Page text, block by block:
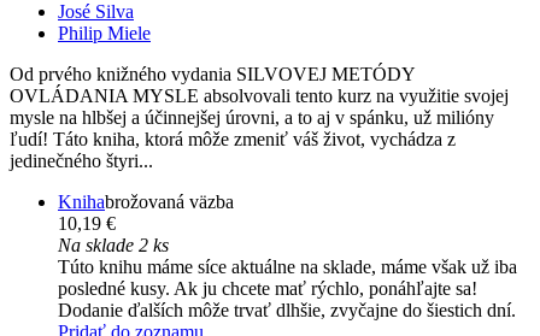
José Silva
Philip Miele
Od prvého knižného vydania SILVOVEJ METÓDY
OVLÁDANIA MYSLE absolvovali tento kurz na využitie svojej
mysle na hlbšej a účinnejšej úrovni, a to aj v spánku, už milióny
ľudí! Táto kniha, ktorá môže zmeniť váš život, vychádza z
jedinečného štyri...
Knihabrožovaná väzba
10,19 €
Na sklade 2 ks
Túto knihu máme síce aktuálne na sklade, máme však už iba
posledné kusy. Ak ju chcete mať rýchlo, ponáhľajte sa!
Dodanie ďalších môže trvať dlhšie, zvyčajne do šiestich dní.